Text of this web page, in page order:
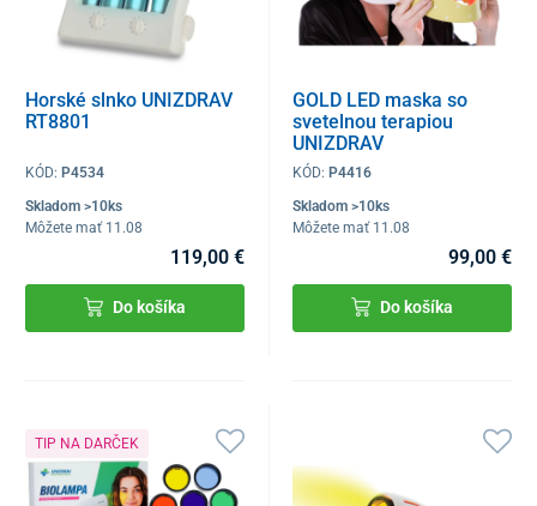
Horské slnko UNIZDRAV
RT8801
KÓD: P4534
Skladom >10ks
Môžete mať 11.08
119,00 €
Do košíka
GOLD LED maska so
svetelnou terapiou
UNIZDRAV
KÓD: P4416
Skladom >10ks
Môžete mať 11.08
99,00 €
Do košíka
TIP NA DARČEK